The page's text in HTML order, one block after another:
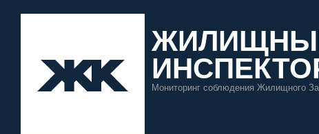
Мониторинг соблюдения Жилищного